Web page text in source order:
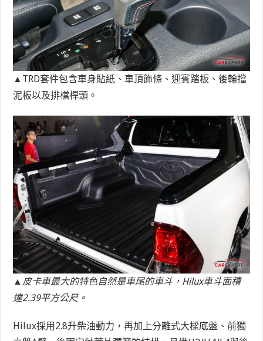
▲TRD套件包含車身貼紙、車頂飾條、迎賓踏板、後輪擋
泥板以及排檔桿頭。
▲皮卡車最大的特色自然是車尾的車斗，Hilux車斗面積
達2.39平方公尺。
Hilux採用2.8升柴油動力，再加上分離式大樑底盤、前獨